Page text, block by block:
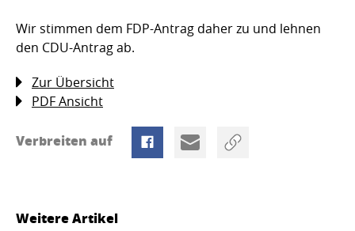
Wir stimmen dem FDP-Antrag daher zu und lehnen
den CDU-Antrag ab.
Zur Übersicht
PDF Ansicht
Verbreiten auf
Weitere Artikel